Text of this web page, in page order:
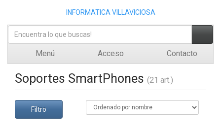
INFORMATICA VILLAVICIOSA
Menú Acceso Contacto
Soportes SmartPhones (21 art.)
Filtro